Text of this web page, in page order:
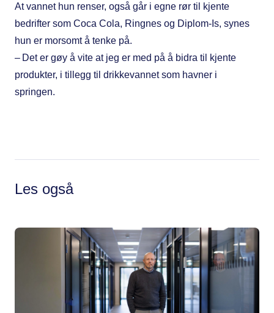
At vannet hun renser, også går i egne rør til kjente
bedrifter som Coca Cola, Ringnes og Diplom-Is, synes
hun er morsomt å tenke på.
– Det er gøy å vite at jeg er med på å bidra til kjente
produkter, i tillegg til drikkevannet som havner i
springen.
Les også